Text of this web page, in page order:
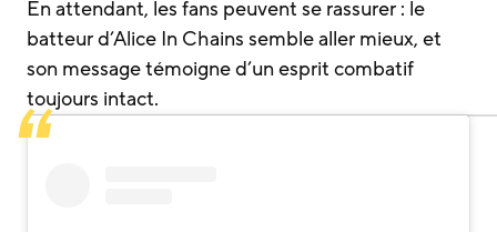
En attendant, les fans peuvent se rassurer : le
batteur d’Alice In Chains semble aller mieux, et
son message témoigne d’un esprit combatif
toujours intact.